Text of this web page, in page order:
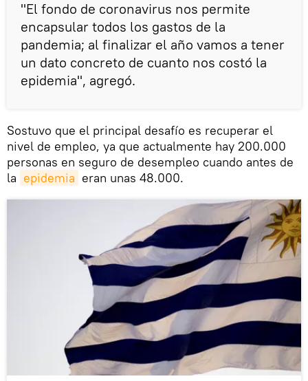
"El fondo de coronavirus nos permite
encapsular todos los gastos de la
pandemia; al finalizar el año vamos a tener
un dato concreto de cuanto nos costó la
epidemia", agregó.
Sostuvo que el principal desafío es recuperar el
nivel de empleo, ya que actualmente hay 200.000
personas en seguro de desempleo cuando antes de
la epidemia eran unas 48.000.